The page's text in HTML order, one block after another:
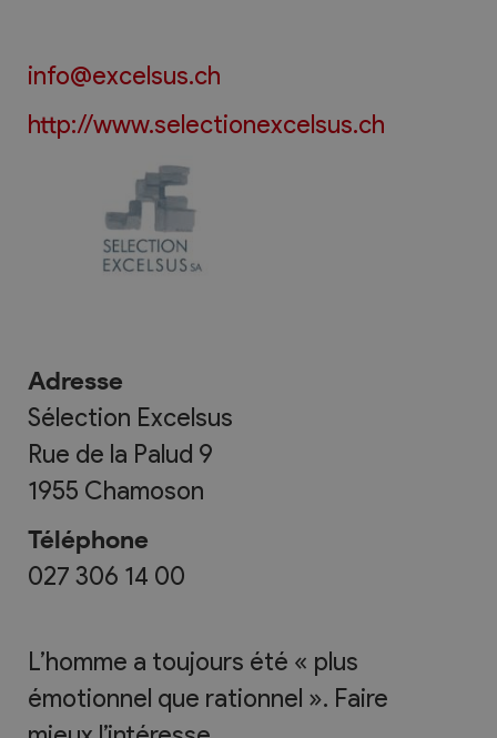
info@excelsus.ch
http://www.selectionexcelsus.ch
Adresse
Sélection Excelsus
Rue de la Palud 9
1955 Chamoson
Téléphone
027 306 14 00
L’homme a toujours été « plus
émotionnel que rationnel ». Faire